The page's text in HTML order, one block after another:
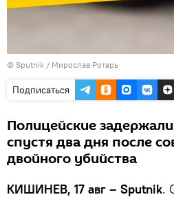
© Sputnik / Мирослав Ротарь
Подписаться
Полицейские
спустя два дня после
двойного убийства
КИШИНЕВ, 17 авг – Sputnik.